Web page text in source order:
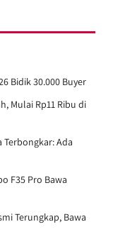
Bidik 30.000 Buyer
Mulai Rp11 Ribu di
Terbongkar: Ada
F35 Pro Bawa
Terungkap, Bawa